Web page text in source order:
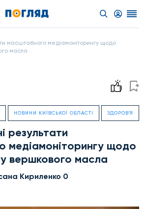
масштабного медіамоніторингу щодо
масла
НОВИНИ КИЇВСЬКОЇ ОБЛАСТІ ЗДОРОВ'Я
результати
медіамоніторингу щодо
вершкового масла
Кириленко 0